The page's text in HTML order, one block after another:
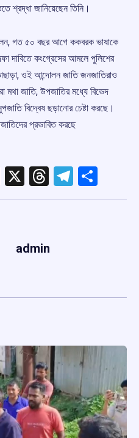
শ্রদ্ধা জানিয়েছেন তিনি।
গত ৫০ বছর আগে ককবরক ভাষাকে
দফা দাবিতে কংগ্রেসের আমলে পুলিশের
ওই আন্দোলন জাতি জনজাতিরাও
মথা জাতি, উপজাতির মধ্যে বিভেদ
বিদ্বেষ ছড়ানোর চেষ্টা করছে।
প্রভাবিত করছে
WhatsApp
X Threads
admin